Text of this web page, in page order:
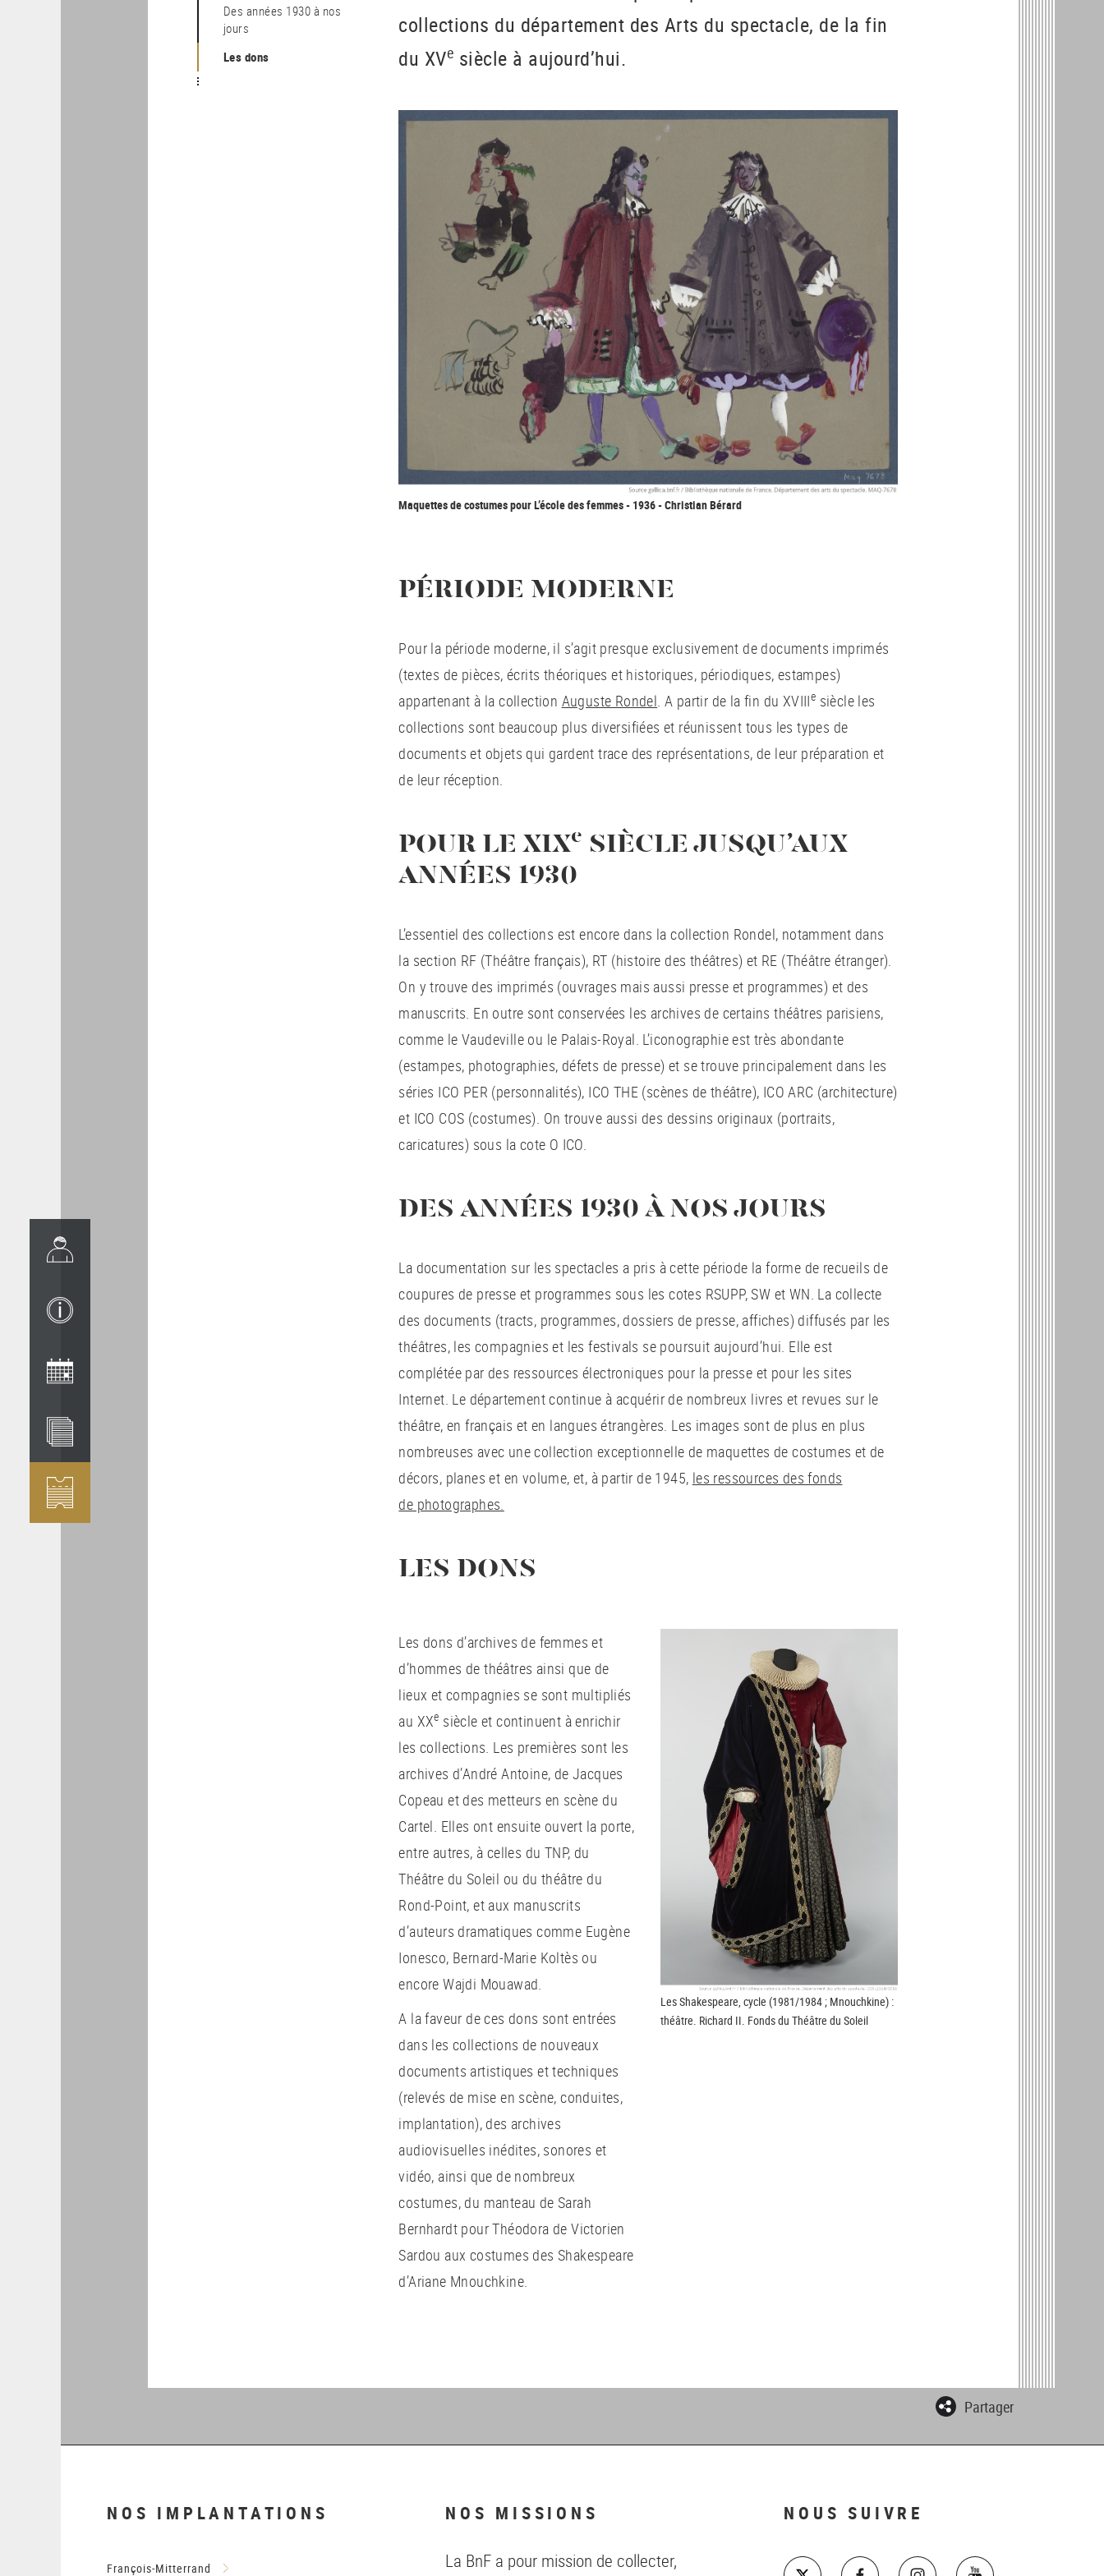
Des années 1930 à nos
jours
Les dons
collections du département des Arts du spectacle, de la fin
du XVe siècle à aujourd’hui.
Maquettes de costumes pour L’école des femmes - 1936 - Christian Bérard
PÉRIODE MODERNE
Pour la période moderne, il s’agit presque exclusivement de documents imprimés
(textes de pièces, écrits théoriques et historiques, périodiques, estampes)
appartenant à la collection Auguste Rondel. A partir de la fin du XVIIIe siècle les
collections sont beaucoup plus diversifiées et réunissent tous les types de
documents et objets qui gardent trace des représentations, de leur préparation et
de leur réception.
POUR LE XIXe SIÈCLE JUSQU’AUX
ANNÉES 1930
L’essentiel des collections est encore dans la collection Rondel, notamment dans
la section RF (Théâtre français), RT (histoire des théâtres) et RE (Théâtre étranger).
On y trouve des imprimés (ouvrages mais aussi presse et programmes) et des
manuscrits. En outre sont conservées les archives de certains théâtres parisiens,
comme le Vaudeville ou le Palais-Royal. L’iconographie est très abondante
(estampes, photographies, défets de presse) et se trouve principalement dans les
séries ICO PER (personnalités), ICO THE (scènes de théâtre), ICO ARC (architecture)
et ICO COS (costumes). On trouve aussi des dessins originaux (portraits,
caricatures) sous la cote O ICO.
DES ANNÉES 1930 À NOS JOURS
La documentation sur les spectacles a pris à cette période la forme de recueils de
coupures de presse et programmes sous les cotes RSUPP, SW et WN. La collecte
des documents (tracts, programmes, dossiers de presse, affiches) diffusés par les
théâtres, les compagnies et les festivals se poursuit aujourd’hui. Elle est
complétée par des ressources électroniques pour la presse et pour les sites
Internet. Le département continue à acquérir de nombreux livres et revues sur le
théâtre, en français et en langues étrangères. Les images sont de plus en plus
nombreuses avec une collection exceptionnelle de maquettes de costumes et de
décors, planes et en volume, et, à partir de 1945, les ressources des fonds
de photographes.
LES DONS
Les dons d’archives de femmes et
d’hommes de théâtres ainsi que de
lieux et compagnies se sont multipliés
au XXe siècle et continuent à enrichir
les collections. Les premières sont les
archives d’André Antoine, de Jacques
Copeau et des metteurs en scène du
Cartel. Elles ont ensuite ouvert la porte,
entre autres, à celles du TNP, du
Théâtre du Soleil ou du théâtre du
Rond-Point, et aux manuscrits
d’auteurs dramatiques comme Eugène
Ionesco, Bernard-Marie Koltès ou
encore Wajdi Mouawad.
A la faveur de ces dons sont entrées
dans les collections de nouveaux
documents artistiques et techniques
(relevés de mise en scène, conduites,
implantation), des archives
audiovisuelles inédites, sonores et
vidéo, ainsi que de nombreux
costumes, du manteau de Sarah
Bernhardt pour Théodora de Victorien
Sardou aux costumes des Shakespeare
d’Ariane Mnouchkine.
Les Shakespeare, cycle (1981/1984 ; Mnouchkine) :
théâtre. Richard II. Fonds du Théâtre du Soleil
Partager
NOS IMPLANTATIONS
François-Mitterrand
NOS MISSIONS
La BnF a pour mission de collecter,
NOUS SUIVRE